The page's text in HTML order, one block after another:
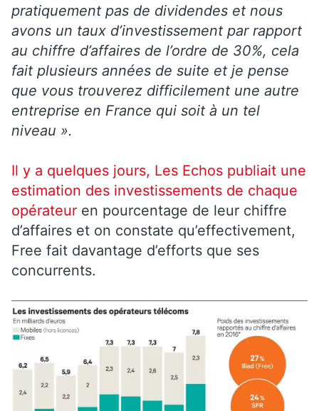
pratiquement pas de dividendes et nous
avons un taux d’investissement par rapport
au chiffre d’affaires de l’ordre de 30%, cela
fait plusieurs années de suite et je pense
que vous trouverez difficilement une autre
entreprise en France qui soit à un tel
niveau ».
Il y a quelques jours, Les Echos publiait une
estimation des investissements de chaque
opérateur en pourcentage de leur chiffre
d’affaires et on constate qu’effectivement,
Free fait davantage d’efforts que ses
concurrents.